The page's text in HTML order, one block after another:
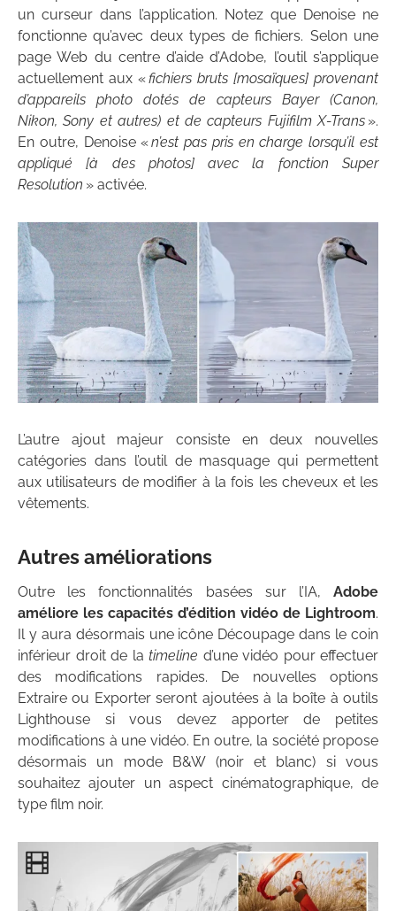
un curseur dans l’application. Notez que Denoise ne
fonctionne qu’avec deux types de fichiers. Selon une
page Web du centre d’aide d’Adobe, l’outil s’applique
actuellement aux «fichiers bruts [mosaïques] provenant
d’appareils photo dotés de capteurs Bayer (Canon,
Nikon, Sony et autres) et de capteurs Fujifilm X-Trans ».
En outre, Denoise «n’est pas pris en charge lorsqu’il est
appliqué [à des photos] avec la fonction Super
Resolution » activée.
L’autre ajout majeur consiste en deux nouvelles
catégories dans l’outil de masquage qui permettent
aux utilisateurs de modifier à la fois les cheveux et les
vêtements.
Autres améliorations
Outre les fonctionnalités basées sur l’IA, Adobe
améliore les capacités d’édition vidéo de Lightroom.
Il y aura désormais une icône Découpage dans le coin
inférieur droit de la timeline d’une vidéo pour effectuer
des modifications rapides. De nouvelles options
Extraire ou Exporter seront ajoutées à la boîte à outils
Lighthouse si vous devez apporter de petites
modifications à une vidéo. En outre, la société propose
désormais un mode B&W (noir et blanc) si vous
souhaitez ajouter un aspect cinématographique, de
type film noir.